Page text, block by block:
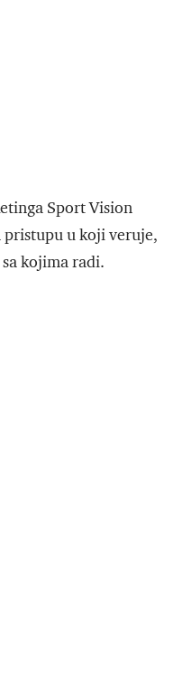
Sport Vision
u koji veruje,
kojima radi.